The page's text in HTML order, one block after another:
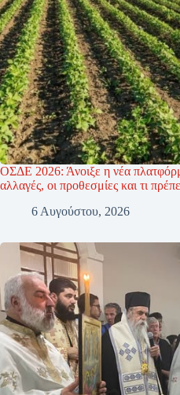
ΟΣΔΕ 2026: Άνοιξε η νέα
αλλαγές, οι προθεσμίες και τι
6 Αυγούστου, 2026